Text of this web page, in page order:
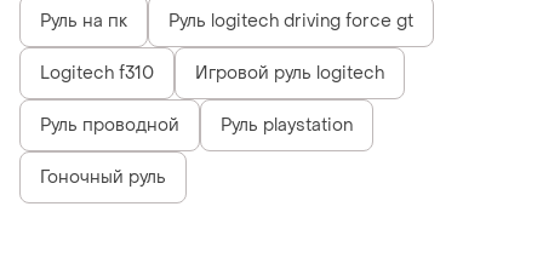
Руль на пк Руль logitech driving force gt
Logitech f310 Игровой руль logitech
Руль проводной Руль playstation
Гоночный руль